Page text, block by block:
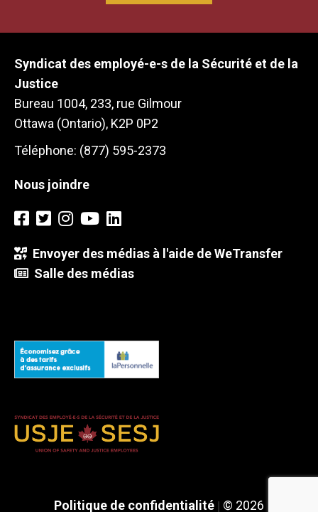
Syndicat des employé-e-s de la Sécurité et de la
Justice
Bureau 1004, 233, rue Gilmour
Ottawa (Ontario), K2P 0P2
Téléphone: (877) 595-2373
Nous joindre
Envoyer des médias à l'aide de WeTransfer
Salle des médias
Politique de confidentialité © 2026